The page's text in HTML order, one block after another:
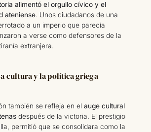
alimentó el orgullo cívico y el
ateniense. Unos ciudadanos de una
a un imperio que parecía
a verse como defensores de la
extranjera.
cultura y la política griega
también se refleja en el auge cultural
después de la victoria. El prestigio
permitió que se consolidara como la